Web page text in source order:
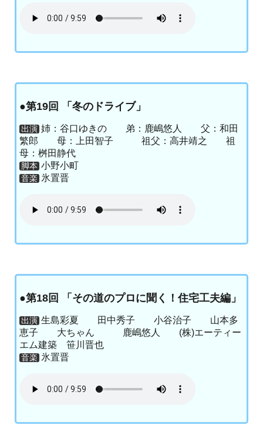
●第19回 「冬のドライブ」
出演 姉：谷口ゆきの 弟：鹿嶋悠人 父：和田
繁郎 母：上田智子 祖父：高井靖之 祖
母：桝田静代
脚本 小野小町
音楽 氷置晋
●第18回 「その道のプロに聞く！住宅工夫編」
出演 生島彩夏 田中秀子 小谷治子 山本多
恵子 大ちゃん 鹿嶋悠人 (株)エーティー
エム建築 笹川晋也
音楽 氷置晋